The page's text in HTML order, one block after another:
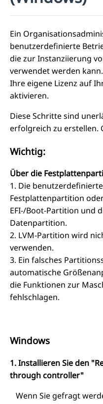
Ein
benutzerdefinierte
die zur Instanziierung
verwendet werden
Ihre eigene Lizenz auf
aktivieren.
Diese Schritte sind
erfolgreich zu erstellen.
Wichtig:
Über die
1. Die
Festplattenpartition
EFI-/Boot-Partition und
Datenpartition.
2. LVM-Partition wird
verwenden.
3. Ein falsches
automatische
die Funktionen zur
fehlschlagen.
Windows
1. Installieren Sie den
through controller"
Wenn Sie gefragt